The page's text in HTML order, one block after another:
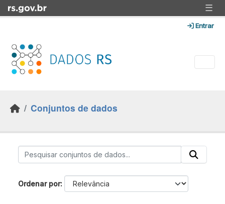
Skip to main content ☰
Entrar
Conjuntos de dados
Ordenar por